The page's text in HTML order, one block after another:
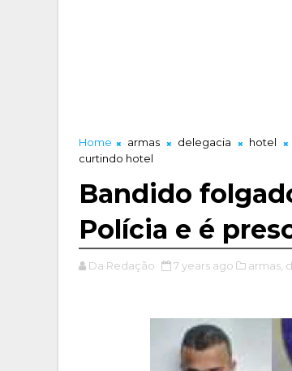
Home armas delegacia hotel
curtindo hotel
Bandido
Polícia e é
Da Redação 7 years ago armas,